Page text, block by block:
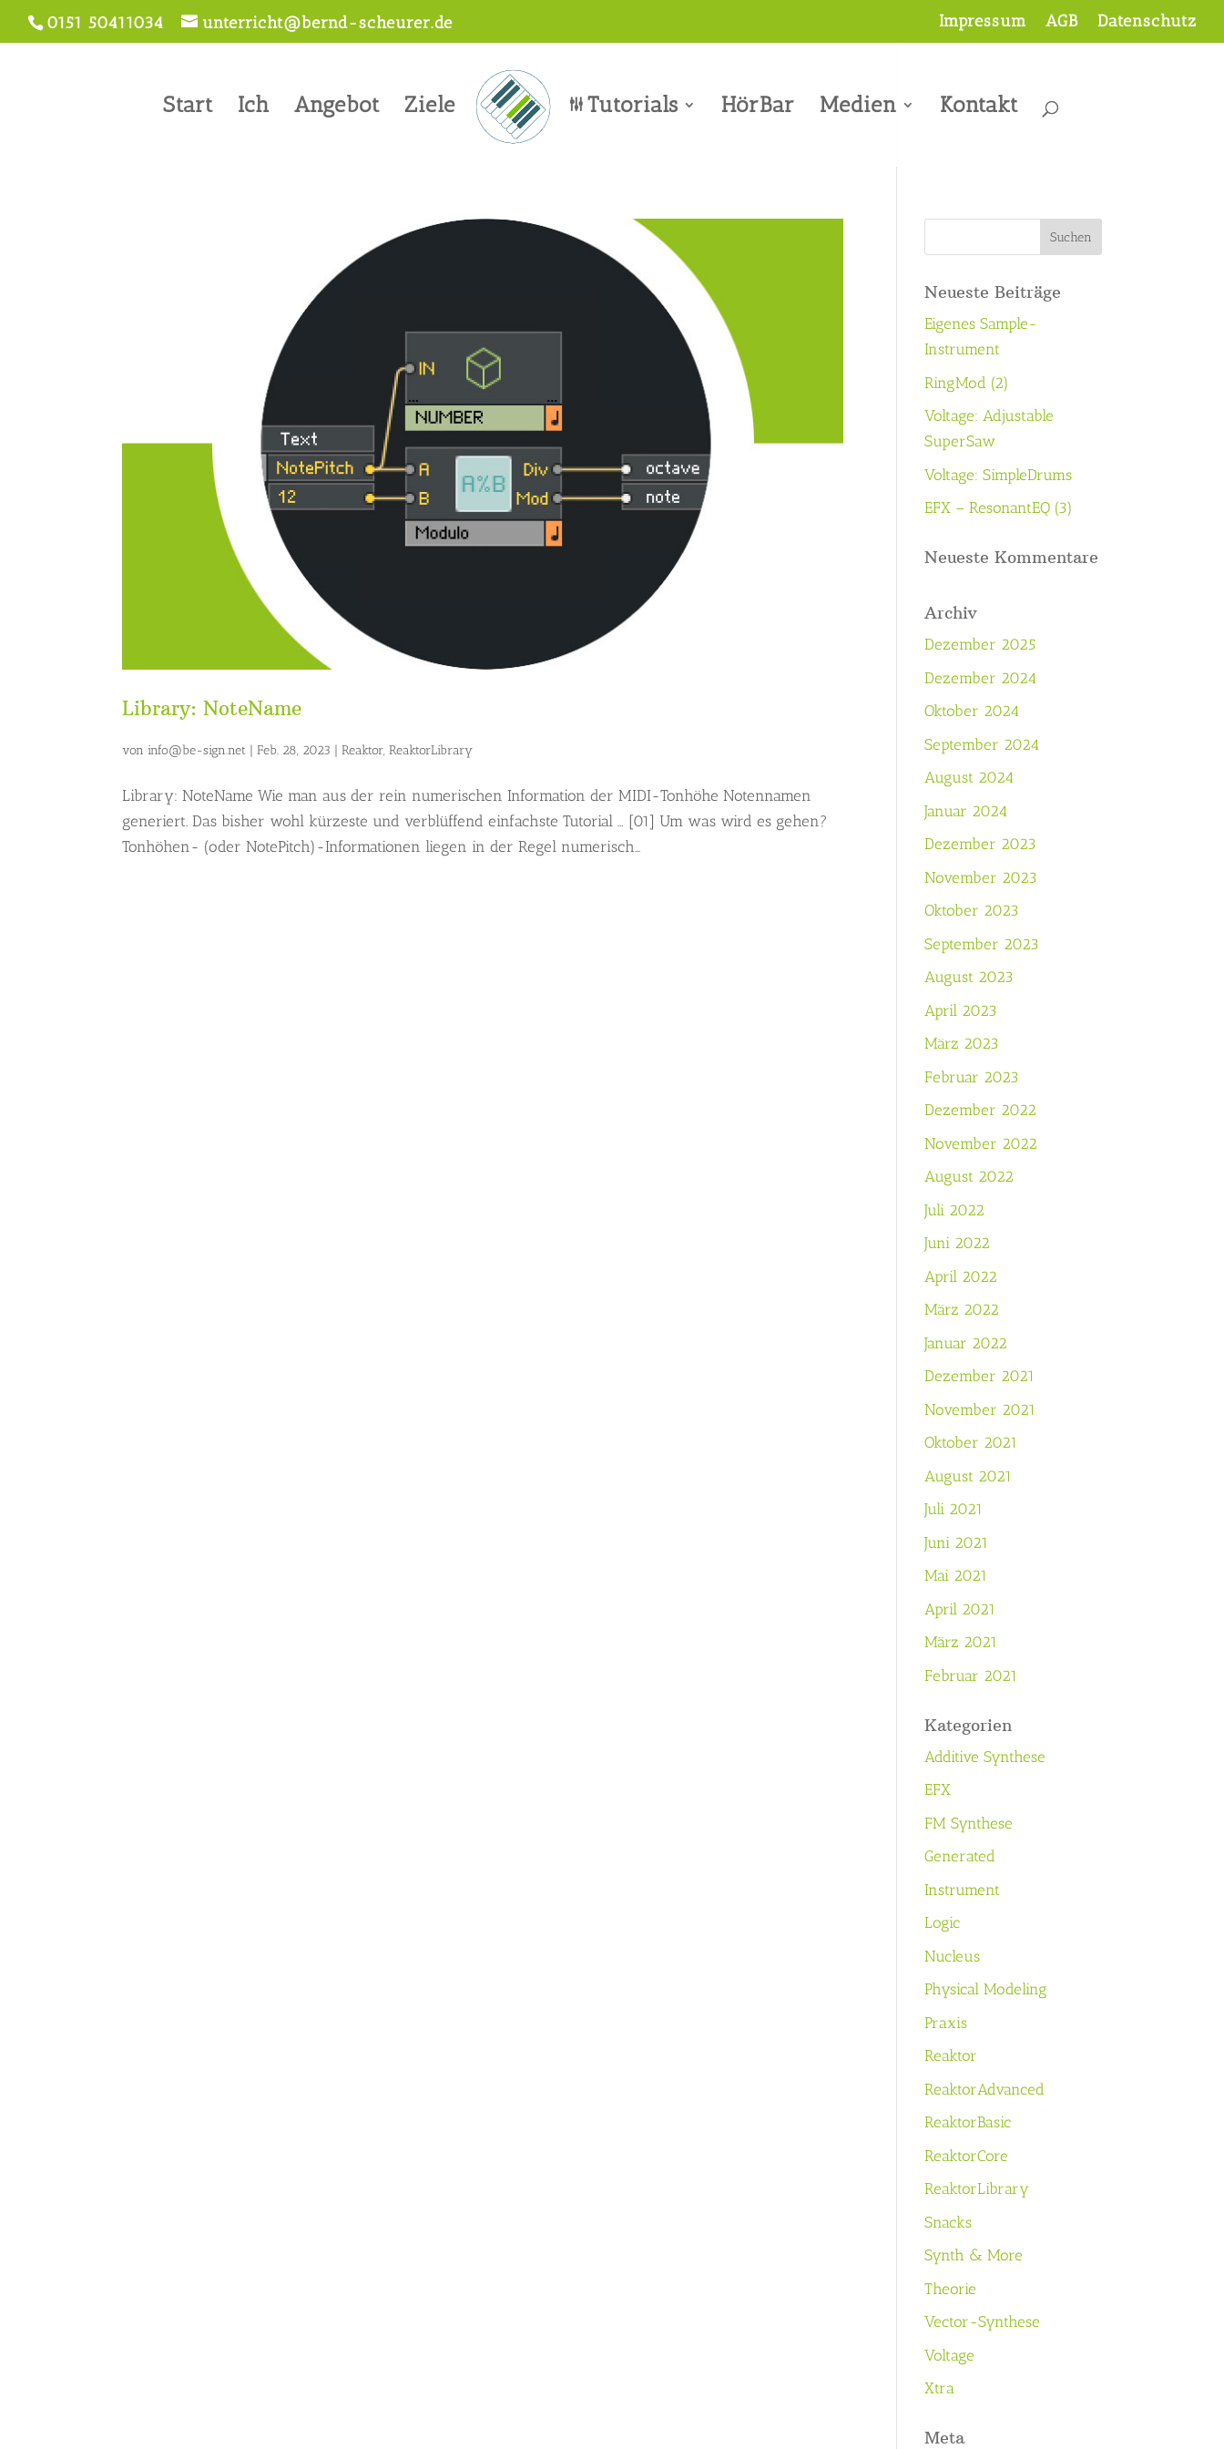
0151 50411034 unterricht@bernd-scheurer.de Impressum AGB Datenschutz
Start Ich Angebot Ziele Tutorials HörBar Medien Kontakt
Library: NoteName
von info@be-sign.net |Feb. 28, 2023 |Reaktor,ReaktorLibrary
Library: NoteName Wie man aus der rein numerischen Information der MIDI-Tonhöhe Notennamen
generiert. Das bisher wohl kürzeste und verblüffend einfachste Tutorial … [01] Um was wird es gehen?
Tonhöhen- (oder NotePitch)-Informationen liegen in der Regel numerisch...
Neueste Beiträge
Eigenes Sample-
Instrument
RingMod (2)
Voltage: Adjustable
SuperSaw
Voltage: SimpleDrums
EFX – ResonantEQ (3)
Neueste Kommentare
Archiv
Dezember 2025
Dezember 2024
Oktober 2024
September 2024
August 2024
Januar 2024
Dezember 2023
November 2023
Oktober 2023
September 2023
August 2023
April 2023
März 2023
Februar 2023
Dezember 2022
November 2022
August 2022
Juli 2022
Juni 2022
April 2022
März 2022
Januar 2022
Dezember 2021
November 2021
Oktober 2021
August 2021
Juli 2021
Juni 2021
Mai 2021
April 2021
März 2021
Februar 2021
Kategorien
Additive Synthese
EFX
FM Synthese
Generated
Instrument
Logic
Nucleus
Physical Modeling
Praxis
Reaktor
ReaktorAdvanced
ReaktorBasic
ReaktorCore
ReaktorLibrary
Snacks
Synth & More
Theorie
Vector-Synthese
Voltage
Xtra
Meta